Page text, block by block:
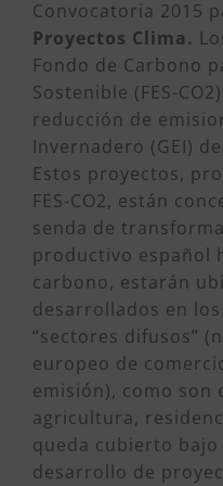
Convocatoria 2015
Proyectos Clima.
Fondo de Carbono
Sostenible (FES-
reducción de
Invernadero (GEI)
Estos proyectos,
FES-CO2, están
senda de
productivo español
carbono, estarán
desarrollados en
“sectores difusos”
europeo de
emisión), como
agricultura,
queda cubierto bajo
desarrollo de